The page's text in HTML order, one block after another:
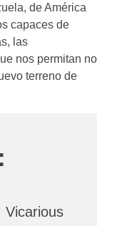
de América
capaces de
las
nos permitan no
terreno de
Vicarious